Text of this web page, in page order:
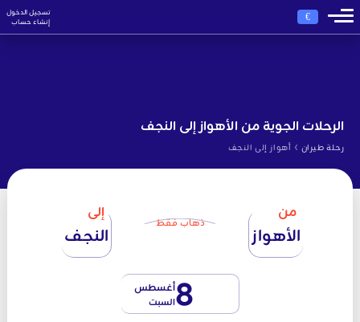
€
تسجيل الدخول
إنشاء حساب
الرحلات الجوية من الأهواز إلى النجف
رحلة طيران › أهواز إلى النجف
من
الأهواز ذهاب فقط
إلى
النجف
8أغسطس
السبت